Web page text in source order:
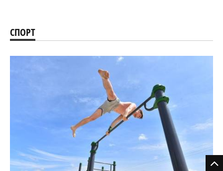
Грузоперевозки в Гомеле: как выбрать
исполнителя, избежать проблем и